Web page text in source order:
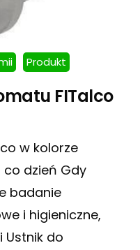
Produkt
FITalco
w kolorze
dzień Gdy
badanie
i higieniczne,
Ustnik do